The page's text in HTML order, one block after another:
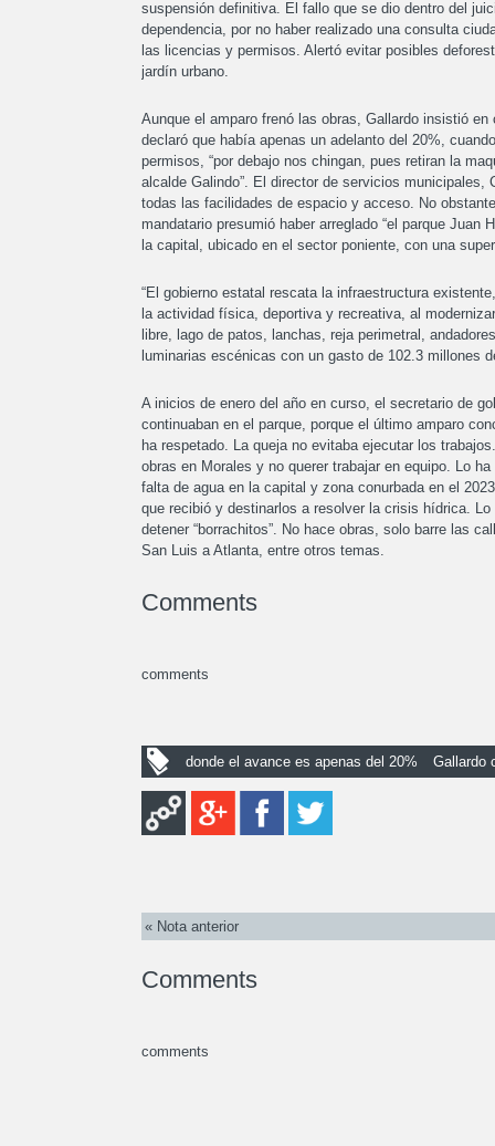
suspensión definitiva. El fallo que se dio dentro del
dependencia, por no haber realizado una consulta
las licencias y permisos. Alertó evitar posibles
jardín urbano.
Aunque el amparo frenó las obras, Gallardo insistió
declaró que había apenas un adelanto del 20%,
permisos, “por debajo nos chingan, pues retiran la
alcalde Galindo”. El director de servicios
todas las facilidades de espacio y acceso. No
mandatario presumió haber arreglado “el parque
la capital, ubicado en el sector poniente, con una
“El gobierno estatal rescata la infraestructura
la actividad física, deportiva y recreativa, al
libre, lago de patos, lanchas, reja perimetral,
luminarias escénicas con un gasto de 102.3 millones
A inicios de enero del año en curso, el secretario de
continuaban en el parque, porque el último amparo
ha respetado. La queja no evitaba ejecutar los
obras en Morales y no querer trabajar en equipo. Lo
falta de agua en la capital y zona conurbada en el
que recibió y destinarlos a resolver la crisis hídrica.
detener “borrachitos”. No hace obras, solo barre las
San Luis a Atlanta, entre otros temas.
Comments
comments
donde el avance es apenas del 20% Gallardo
« Nota anterior
Comments
comments